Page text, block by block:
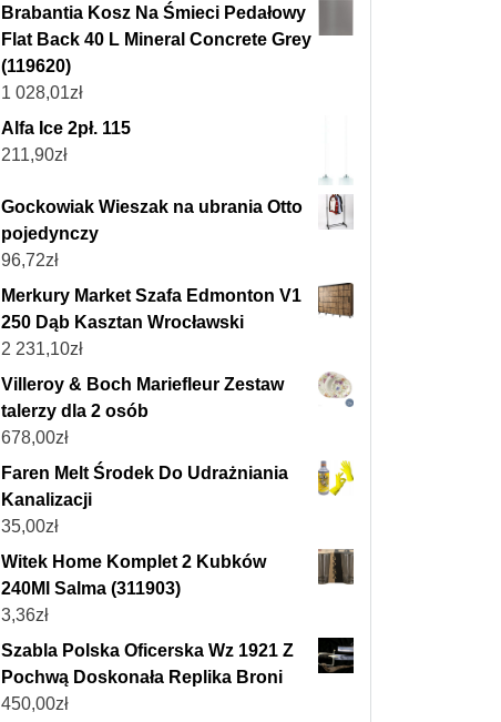
Brabantia Kosz Na Śmieci Pedałowy
Flat Back 40 L Mineral Concrete Grey
(119620)
1 028,01zł
Alfa Ice 2pł. 115
211,90zł
Gockowiak Wieszak na ubrania Otto
pojedynczy
96,72zł
Merkury Market Szafa Edmonton V1
250 Dąb Kasztan Wrocławski
2 231,10zł
Villeroy & Boch Mariefleur Zestaw
talerzy dla 2 osób
678,00zł
Faren Melt Środek Do Udrażniania
Kanalizacji
35,00zł
Witek Home Komplet 2 Kubków
240Ml Salma (311903)
3,36zł
Szabla Polska Oficerska Wz 1921 Z
Pochwą Doskonała Replika Broni
450,00zł